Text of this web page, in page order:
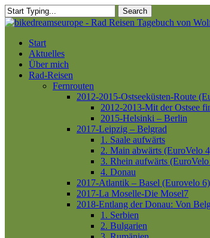
Skip
to
content
Search
Close
Menu
Start
Aktuelles
Über mich
Rad-Reisen
Fernrouten
2012-2015-Ostseeküsten-Route
2012-2013-Mit der Ostsee
2015-Helsinki – Berlin
2017-Leipzig – Belgrad
1. Saale aufwärts
2. Main abwärts (EuroVelo
3. Rhein aufwärts
4. Donau
2017-Atlantik – Basel (Eurovelo 6)
2017-La Moselle-Die Mosel7
2018-Entlang der Donau: Von
1. Serbien
2. Bulgarien